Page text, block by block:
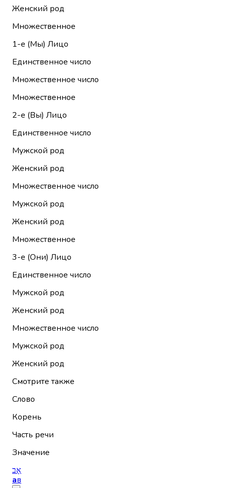
Женский род
Множественное
1-е (Мы) Лицо
Единственное число
Множественное число
Множественное
2-е (Вы) Лицо
Единственное число
Мужской род
Женский род
Множественное число
Мужской род
Женский род
Множественное
3-е (Они) Лицо
Единственное число
Мужской род
Женский род
Множественное число
Мужской род
Женский род
Смотрите также
Слово
Корень
Часть речи
Значение
אָב
ав